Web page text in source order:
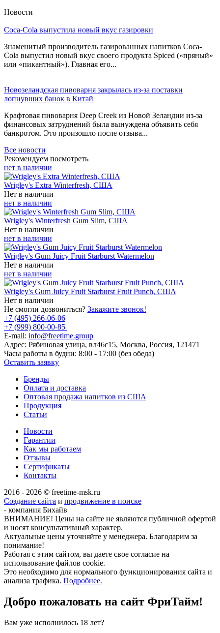
Новости
Coca-Cola выпустила новый вкус газировки
Знаменитый производитель газированных напитков Coca-
Cola выпустил новый вкус своего продукта Spiced («пряный»
или «пикантный»). Главная его...
Новозеландская пивоварня закрылась из-за поставки
лопнувших банок в Китай
Крафтовая пивоварня Deep Creek из Новой Зеландии из-за
финансовых затруднений была вынуждена объявить себя
банкротом. Это произошло после отзыва...
Все новости
Рекомендуем посмотреть
нет в наличии
Wrigley's Extra Winterfresh, США
Нет в наличии
нет в наличии
Wrigley's Winterfresh Gum Slim, США
Нет в наличии
нет в наличии
Wrigley's Gum Juicy Fruit Starburst Watermelon
Нет в наличии
нет в наличии
Wrigley's Gum Juicy Fruit Starburst Fruit Punch, США
Нет в наличии
Не смогли дозвониться? Закажите звонок!
+7 (495) 266-06-06
+7 (999) 800-00-85
E-mail: info@freetime.group
Адрес: Рябиновая улица, вл46с15, Москва, Россия, 121471
Часы работы в будни: 8:00 - 17:00 (без обеда)
Оставить заявку
Бренды
Оплата и доставка
Оптовая продажа напитков из США
Продукция
Статьи
Новости
Гарантии
Как мы работаем
Отзывы
Сертификаты
Контакты
2016 - 2026 © freetime-msk.ru
Создание сайта и продвижение в поиске
- компания Бихайв
ВНИМАНИЕ! Цены на сайте не являются публичной офертой
и носят консультативный характер.
Актуальные цены уточняйте у менеджера. Благодарим за
понимание!
Работая с этим сайтом, вы даете свое согласие на
использование файлов cookie.
Это необходимо для нормального функционирования сайта и
анализа трафика. Подробнее.
Добро пожаловать на сайт ФриТайм!
Вам уже исполнилось 18 лет?